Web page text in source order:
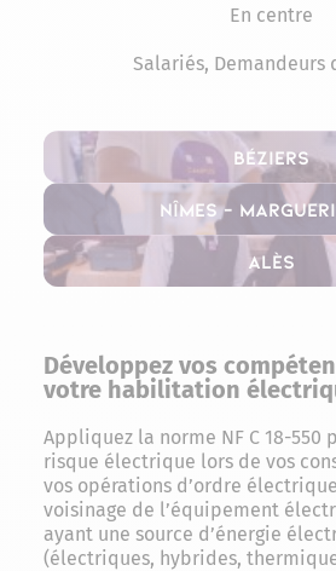
En centre
Salariés, Demandeurs
Béziers
Nîmes –
Alès
Développez vos
votre habilitation
Appliquez la norme NF C 18-550
risque électrique lors de vos
vos opérations d’ordre
voisinage de l’équipement
ayant une source d’énergie
(électriques, hybrides,